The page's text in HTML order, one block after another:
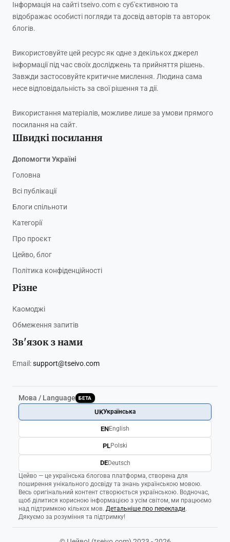
Інформація на сайті tseivo.com є суб'єктивною та
відображає особисті погляди та досвід авторів та авторок
блогів.
Використовуйте цей ресурс як одне з декількох джерел
інформації під час своїх досліджень та прийняття рішень.
Завжди застосовуйте критичне мислення. Людина сама
несе відповідальність за свої рішення та дії.
Використання матеріалів, можливе лише за умови прямого
посилання на сайт.
Швидкі посилання
Допомогти Україні
Головна
Всі публікації
Блоги спільноти
Категорії
Про проєкт
Цейво, блог
Політика конфіденційності
Різне
Каомоджі
Обмеження запитів
Зв'язок з нами
Email:support@tseivo.com
Мова / Language БЕТА
Цейво — це українська блогова платформа, створена для
поширення унікального досвіду та знань українською мовою.
Весь оригінальний контент створюється українською. Водночас,
щоб ділитися корисною інформацією з усім світом, ми працюємо
над підтримкою кількох мов. Детальніше про переклади.
Дякуємо за розуміння та підтримку!
UKУкраїнська
ENEnglish
PLPolski
DEDeutsch